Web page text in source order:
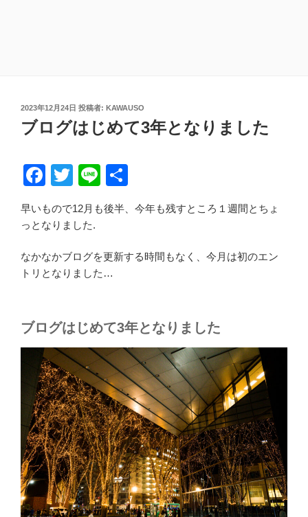
投
日:
2023年12月24日 投稿者: KAWAUSO
ブログはじめて3年となりました
F
c
b
o
k
T
tt
Li
e
早いもので12月も後半、今年も残すところ１週間とちょ
っとなりました.
なかなかブログを更新する時間もなく、今月は初のエン
トリとなりました…
ブログはじめて3年となりました